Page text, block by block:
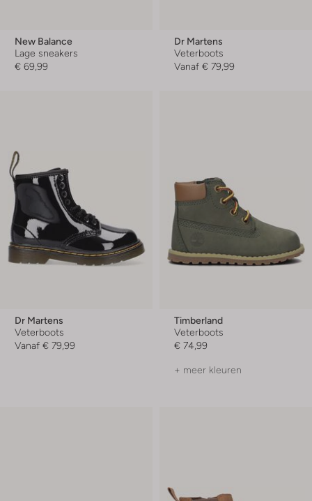
New Balance
Lage sneakers
€ 69,99
Dr Martens
Veterboots
Vanaf € 79,99
Dr Martens
Veterboots
Vanaf € 79,99
Timberland
Veterboots
€ 74,99
+ meer kleuren